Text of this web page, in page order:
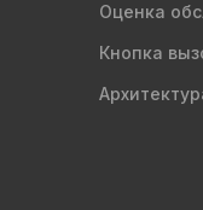
Оценка
Кнопка